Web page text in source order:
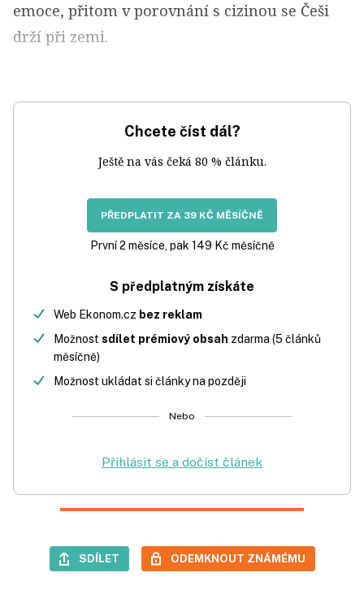
emoce, přitom v porovnání s cizinou se Češi
drží při zemi.
Chcete číst dál?
Ještě na vás čeká 80 % článku.
PŘEDPLATIT ZA 39 KČ MĚSÍČNĚ
První 2 měsíce, pak 149 Kč měsíčně
S předplatným získáte
Web Ekonom.cz bez reklam
Možnost sdílet prémiový obsah zdarma (5 článků
měsíčně)
Možnost ukládat si články na později
Nebo
Přihlásit se a dočíst článek
SDÍLET ODEMKNOUT ZNÁMÉMU